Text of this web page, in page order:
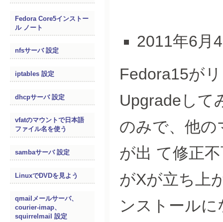
Fedora Core5インストー
ル ノート
nfsサーバ 設定
iptables 設定
dhcpサーバ 設定
vfatのマウントで日本語
ファイル名を使う
sambaサーバ 設定
LinuxでDVDを見よう
qmailメールサーバ、
courier-imap、
squirrelmail 設定
2011年6月
Fedora15が
Upgradeして
のみで、他の
が出 て修正
がXが立ち上
ンストール